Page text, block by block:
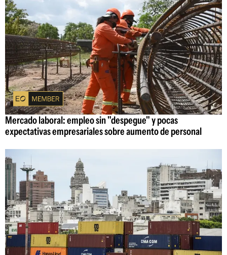
Mercado laboral: empleo sin "despegue" y pocas
expectativas empresariales sobre aumento de personal